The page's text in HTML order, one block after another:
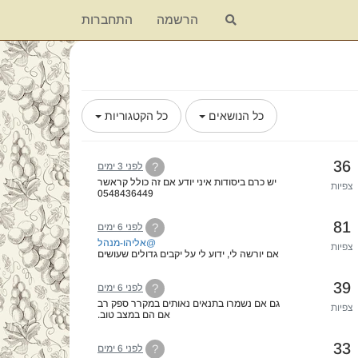
הרשמה התחברות
כל הקטגוריות כל הנושאים
36
צפיות
?
לפני 3 ימים
יש כרם ביסודות איני יודע אם זה כולל קראשר
0548436449
81
צפיות
?
לפני 6 ימים
@אליהו-מנהל
אם יורשה לי, ידוע לי על יקבים גדולים שעושים
לתסיסות מלולאקטיות תקועות.
וזה עובד ע"פ רוב מצויין.
39
צפיות
?
לפני 6 ימים
גם אם נשמרו בתנאים נאותים במקרר ספק רב
אם הם במצב טוב.
33
?
לפני 6 ימים